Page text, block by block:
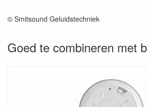
© Smitsound Geluidstechniek
Goed te combineren met